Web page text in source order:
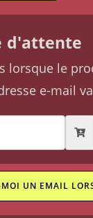
d'attente
lorsque le
e-mail
MOI UN EMAIL